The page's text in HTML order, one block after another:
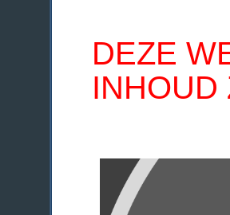
DEZE
INHOUD